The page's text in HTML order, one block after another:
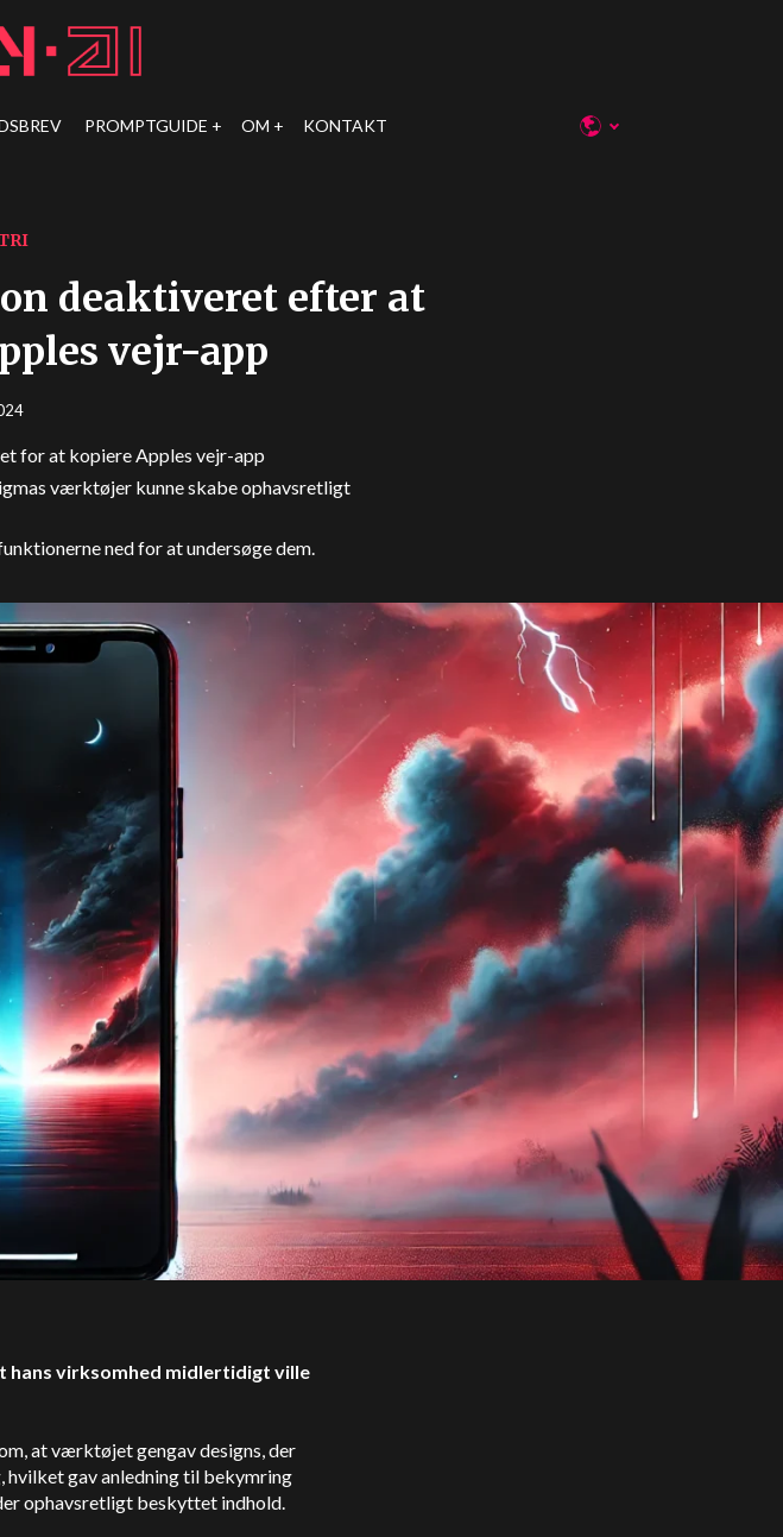
PROMPTGUIDE OM KONTAKT
deaktiveret efter at
vejr-app
for at kopiere Apples vejr-app
værktøjer kunne skabe ophavsretligt
ned for at undersøge dem.
hans virksomhed midlertidigt ville
at værktøjet gengav designs, der
gav anledning til bekymring
ophavsretligt beskyttet indhold.